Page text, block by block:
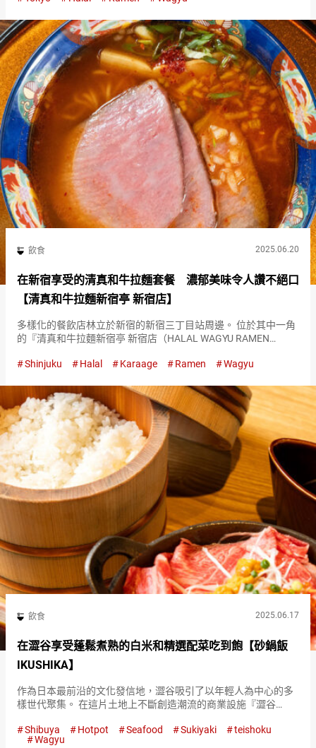
飲食 2025.06.20
在新宿享受的清真和牛拉麵套餐 濃郁美味令人讚不絕口
【清真和牛拉麵新宿亭 新宿店】
多樣化的餐飲店林立於新宿的新宿三丁目站周邊。 位於其中一角
的『清真和牛拉麵新宿亭 新宿店（HALAL WAGYU RAMEN
的拉麵店。 來訪的顧客們的目標是使…
Shinjuku Halal Karaage Ramen Wagyu
飲食 2025.06.17
在澀谷享受蓬鬆煮熟的白米和精選配菜吃到飽【砂鍋飯
IKUSHIKA】
作為日本最前沿的文化發信地，澀谷吸引了以年輕人為中心的多
樣世代聚集。 在這片土地上不斷創造潮流的商業設施『澀谷
IKUSHIKA（IKUSHIKA）』的所在地。 這裡是一家對日本…
Shibuya Hotpot Seafood Sukiyaki
teishoku
Wagyu